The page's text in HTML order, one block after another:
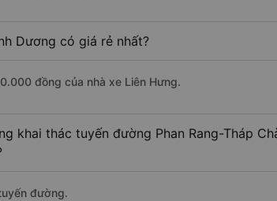
Dương có giá rẻ nhất?
đồng của nhà xe Liên Hưng.
khai thác tuyến đường Phan Rang-Tháp
đường.